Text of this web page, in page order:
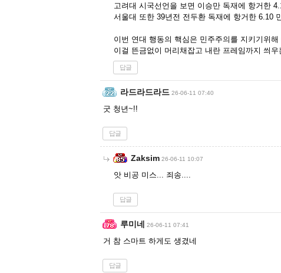
고려대 시국선언을 보면 이승만 독재에 항거한
서울대 또한 39년전 전두환 독재에 항거한 6.10
이번 연대 행동의 핵심은 민주주의를 지키기위
이걸 뜬금없이 머리채잡고 내란 프레임까지 씌
답글
라드라드라드 26-06-11 07:40
굿 청년~!!
답글
Zaksim 26-06-11 10:07
앗 비공 미스... 죄송....
답글
루미네 26-06-11 07:41
거 참 스마트 하게도 생겼네
답글